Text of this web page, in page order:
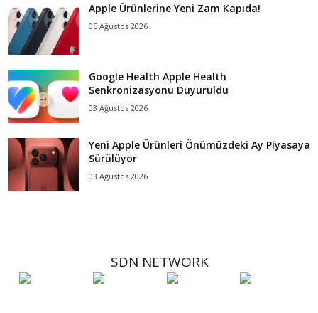
Apple Ürünlerine Yeni Zam Kapıda!
05 Ağustos 2026
Google Health Apple Health
Senkronizasyonu Duyuruldu
03 Ağustos 2026
Yeni Apple Ürünleri Önümüzdeki Ay Piyasaya
Sürülüyor
03 Ağustos 2026
SDN NETWORK